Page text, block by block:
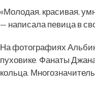
«Молодая, красивая,
— написала певица в
На фотографиях
пуховике. Фанаты
кольца.